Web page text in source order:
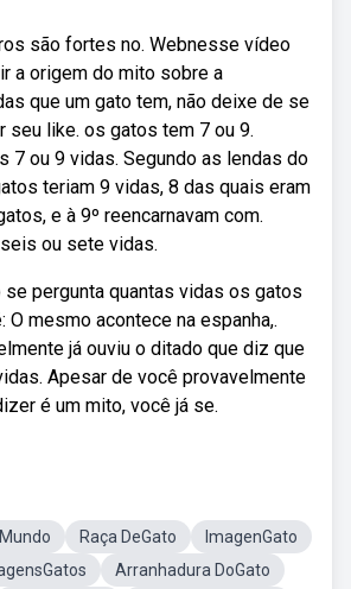
são fortes no. Webnesse vídeo
a origem do mito sobre a
que um gato tem, não deixe de se
seu like. os gatos tem 7 ou 9.
7 ou 9 vidas. Segundo as lendas do
teriam 9 vidas, 8 das quais eram
e à 9º reencarnavam com.
ou sete vidas.
se pergunta quantas vidas os gatos
O mesmo acontece na espanha,.
já ouviu o ditado que diz que
Apesar de você provavelmente
é um mito, você já se.
Raça DeGato
ImagenGato
Arranhadura DoGato